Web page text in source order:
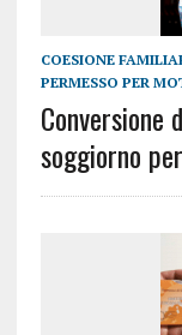
COESIONE
PERMESSO PER
soggiorno